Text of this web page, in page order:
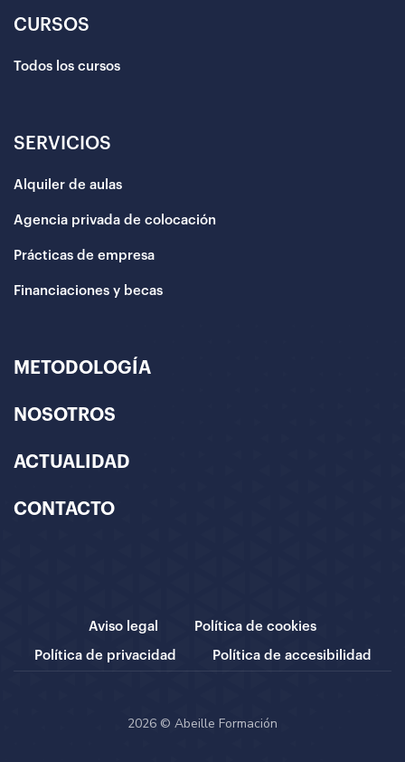
CURSOS
Todos los cursos
SERVICIOS
Alquiler de aulas
Agencia privada de colocación
Prácticas de empresa
Financiaciones y becas
METODOLOGÍA
NOSOTROS
ACTUALIDAD
CONTACTO
Aviso legal Política de cookies
Política de privacidad Política de accesibilidad
2026 © Abeille Formación